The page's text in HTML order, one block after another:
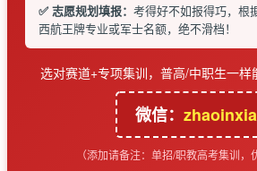
✅ 志愿规划填报： 考得好不如报得巧，根
西航王牌专业或军士名额，绝不滑档！
选对赛道+专项集训，普高/中职生一样
微信：
（添加请备注：单招/职教高考集训，